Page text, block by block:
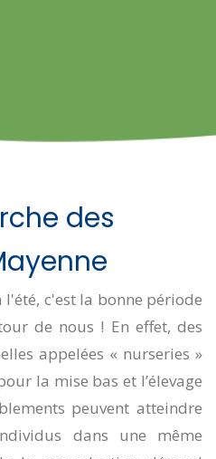
des
c'est la bonne période
de nous ! En effet, des
appelées « nurseries »
la mise bas et l’élevage
peuvent atteindre
dans une même